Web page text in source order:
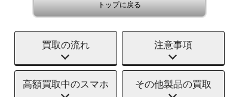
トップに戻る
買取の流れ 注意事項
高額買取中のスマホ その他製品の買取